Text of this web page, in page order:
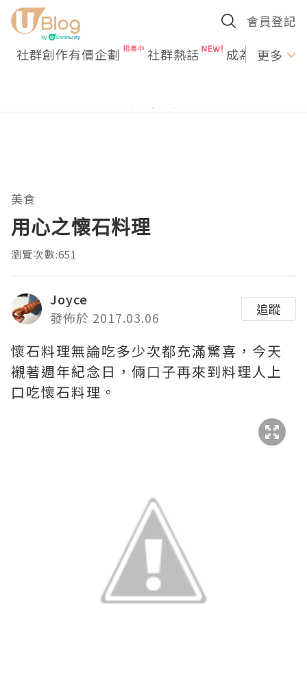
會員登記
社群創作有價企劃 社群熱話 成為U更多
美食
用心之懷石料理
瀏覽次數:651
Joyce
發佈於 2017.03.06
追蹤
懷石料理無論吃多少次都充滿驚喜，今天
襯著週年紀念日，倆口子再來到料理人上
口吃懷石料理。